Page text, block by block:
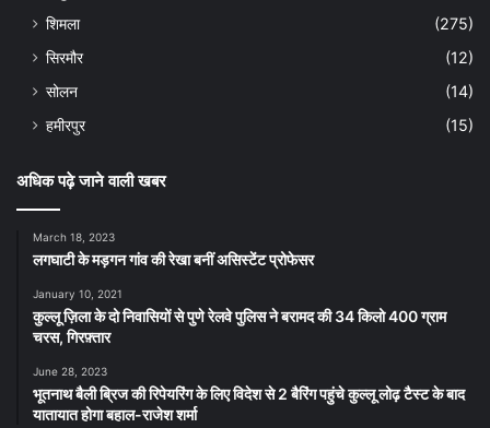
शिमला
(275)
सिरमौर
(12)
सोलन
(14)
हमीरपुर
(15)
अधिक पढ़े जाने वाली खबर
March 18, 2023
लगघाटी के मड़गन गांव की रेखा बनीं असिस्टेंट प्रोफेसर
January 10, 2021
कुल्लू ज़िला के दो निवासियों से पुणे रेलवे पुलिस ने बरामद की 34 किलो 400 ग्राम
चरस, गिरफ़्तार
June 28, 2023
भूतनाथ बैली ब्रिज की रिपेयरिंग के लिए विदेश से 2 बैरिंग पहुंचे कुल्लू लोढ़ टैस्ट के बाद
यातायात होगा बहाल-राजेश शर्मा